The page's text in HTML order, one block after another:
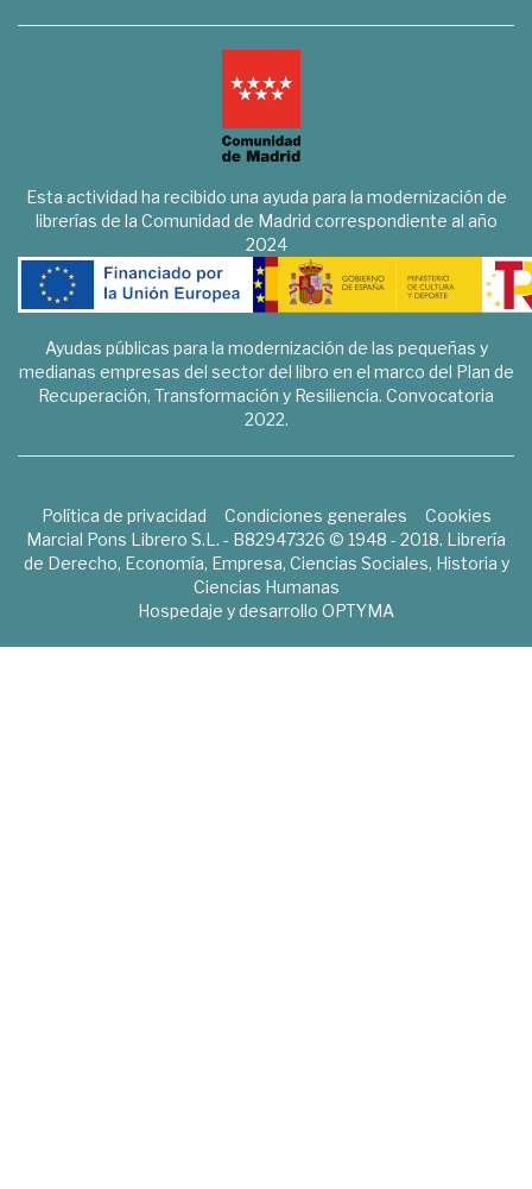
Esta actividad ha recibido una ayuda para la modernización de
librerías de la Comunidad de Madrid correspondiente al año
2024
Ayudas públicas para la modernización de las pequeñas y
medianas empresas del sector del libro en el marco del Plan de
Recuperación, Transformación y Resiliencia. Convocatoria
2022.
Política de privacidad Condiciones generales
Cookies
Marcial Pons Librero S.L. - B82947326 © 1948 - 2018. Librería
de Derecho, Economía, Empresa, Ciencias Sociales, Historia y
Ciencias Humanas
Hospedaje y desarrollo OPTYMA